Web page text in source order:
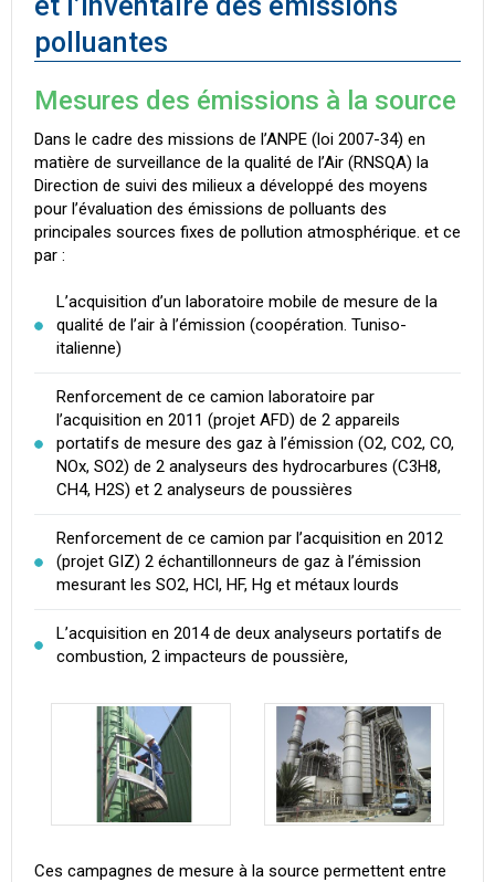
polluantes
Mesures des émissions à la source
Dans le cadre des missions de l’ANPE (loi 2007-34) en
matière de surveillance de la qualité de l’Air (RNSQA) la
Direction de suivi des milieux a développé des moyens
pour l’évaluation des émissions de polluants des
principales sources fixes de pollution atmosphérique. et ce
par :
L’acquisition d’un laboratoire mobile de mesure de la
qualité de l’air à l’émission (coopération. Tuniso-
italienne)
Renforcement de ce camion laboratoire par
l’acquisition en 2011 (projet AFD) de 2 appareils
portatifs de mesure des gaz à l’émission (O2, CO2, CO,
NOx, SO2) de 2 analyseurs des hydrocarbures (C3H8,
CH4, H2S) et 2 analyseurs de poussières
Renforcement de ce camion par l’acquisition en 2012
(projet GIZ) 2 échantillonneurs de gaz à l’émission
mesurant les SO2, HCl, HF, Hg et métaux lourds
L’acquisition en 2014 de deux analyseurs portatifs de
combustion, 2 impacteurs de poussière,
Ces campagnes de mesure à la source permettent entre